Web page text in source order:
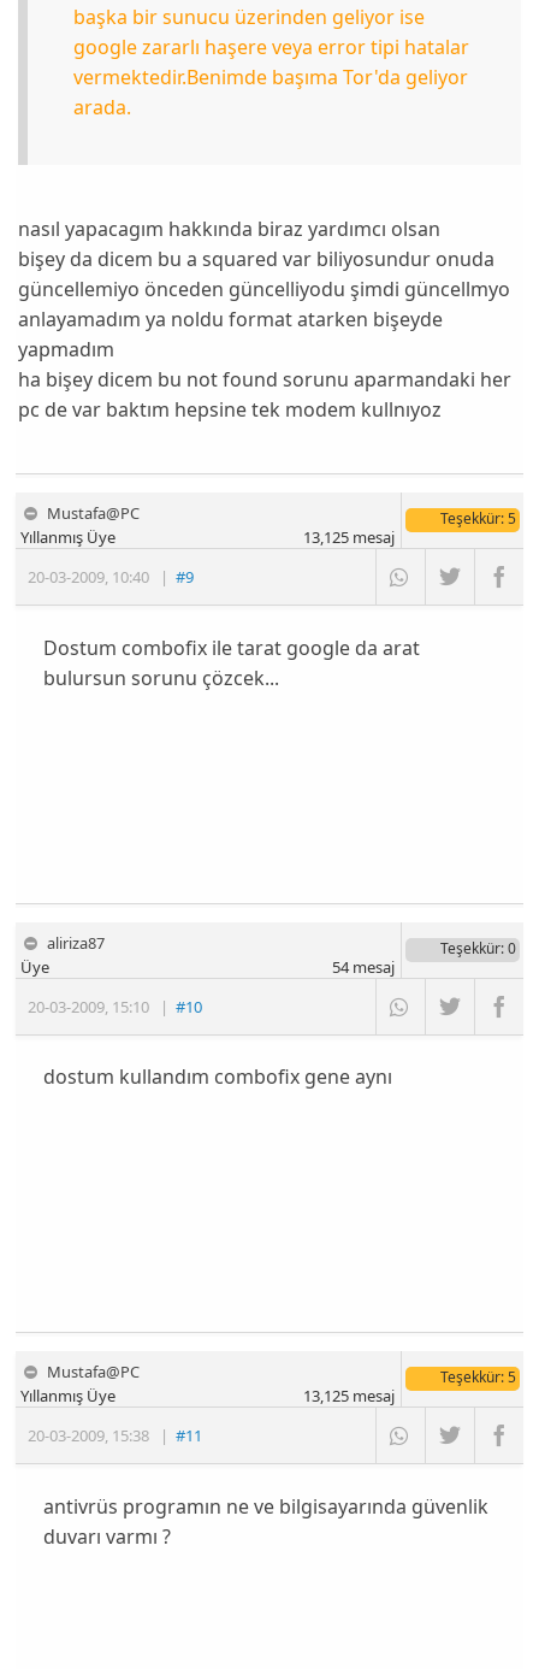
başka bir sunucu üzerinden geliyor ise
google zararlı haşere veya error tipi hatalar
vermektedir.Benimde başıma Tor'da geliyor
arada.
nasıl yapacagım hakkında biraz yardımcı olsan
bişey da dicem bu a squared var biliyosundur onuda
güncellemiyo önceden güncelliyodu şimdi güncellmyo
anlayamadım ya noldu format atarken bişeyde
yapmadım
ha bişey dicem bu not found sorunu aparmandaki her
pc de var baktım hepsine tek modem kullnıyoz
Mustafa@PC
20-03-2009, 10:40 |#9
Yıllanmış Üye
Teşekkür: 5
13,125mesaj
Dostum combofix ile tarat google da arat
bulursun sorunu çözcek...
aliriza87
20-03-2009 15:10 |#10
Üye
Teşekkür: 0
54mesaj
dostum kullandım combofix gene aynı
Mustafa@PC
20-03-2009, 15:38 |#11
Yıllanmış Üye
Teşekkür: 5
13,125mesaj
antivrüs programın ne ve bilgisayarında güvenlik
duvarı varmı ?